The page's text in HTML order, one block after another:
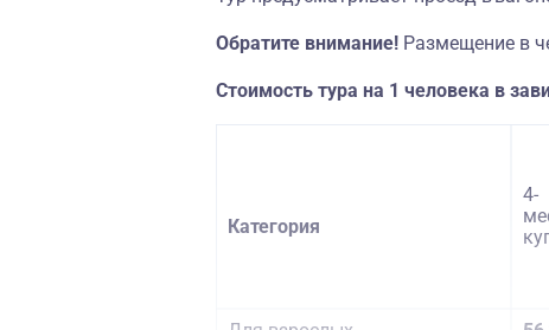
Обратите внимание! Размещение в
Стоимость тура на 1 человека в
Категория
4-